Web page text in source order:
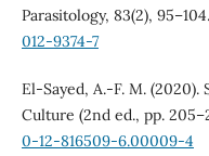
Parasitology, 83(2), 95–104.
012-9374-7
El-Sayed, A.-F. M. (2020).
Culture (2nd ed., pp.
0-12-816509-6.00009-4